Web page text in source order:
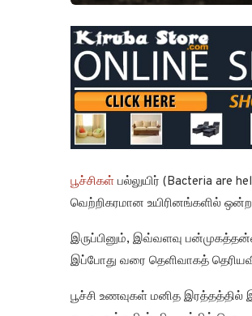
பூச்சிகள் பல்லுயிர் (Bacteria are
வெற்றிகரமான உயிரினங்களில்
இருப்பினும், இவ்வளவு
இப்போது வரை தெளிவாகத்
பூச்சி உணவுகள் மனித இரத்தத்தில்